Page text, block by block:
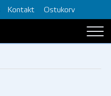
Kontakt Ostukorv